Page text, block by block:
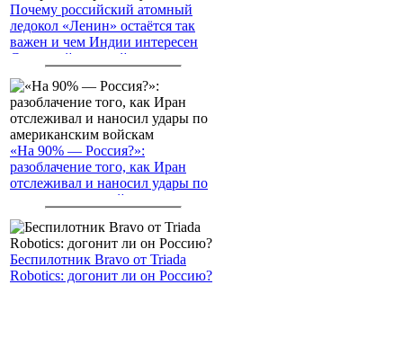
Почему российский атомный
ледокол «Ленин» остаётся так
важен и чем Индии интересен
Северный морской путь
«На 90% — Россия?»:
разоблачение того, как Иран
отслеживал и наносил удары по
американским войскам
Беспилотник Bravo от Triada
Robotics: догонит ли он Россию?